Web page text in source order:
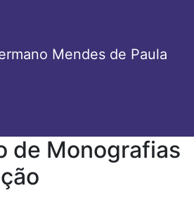
Mendes de Paula
de Monografias